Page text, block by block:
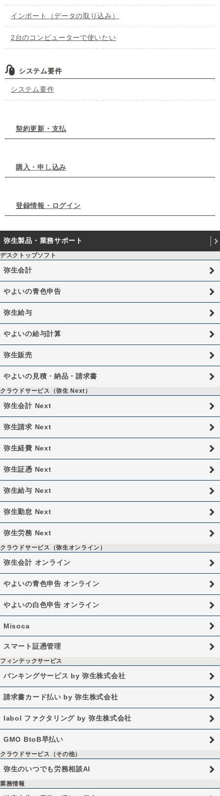
インポート（データの取り込み）
2台のコンピューターで使いたい
システム要件
システム要件
契約更新・支払
購入・申し込み
登録情報・ログイン
弥生製品・業務サポート
デスクトップソフト
弥生会計
やよいの青色申告
弥生給与
やよいの給与計算
弥生販売
やよいの見積・納品・請求書
クラウドサービス（弥生 Next）
弥生会計 Next
弥生請求 Next
弥生経費 Next
弥生証憑 Next
弥生給与 Next
弥生勤怠 Next
弥生労務 Next
クラウドサービス（弥生オンライン）
弥生会計 オンライン
やよいの青色申告 オンライン
やよいの白色申告 オンライン
Misoca
スマート証憑管理
フィンテックサービス
バンキングサービス by 弥生株式会社
請求書カード払い by 弥生株式会社
labol ファクタリング by 弥生株式会社
GMO BtoB早払い
クラウドサービス（その他）
弥生のいつでも労務相談AI
業務情報